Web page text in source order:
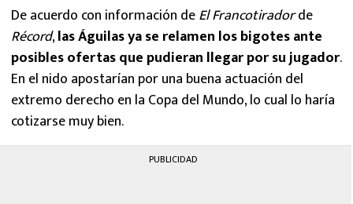
De acuerdo con información deEl Francotiradorde
Récord,las Águilas ya se relamen los bigotes ante
posibles ofertas que pudieran llegar por su jugador.
En el nido apostarían por una buena actuación del
extremo derecho en la Copa del Mundo, lo cual lo haría
cotizarse muy bien.
PUBLICIDAD